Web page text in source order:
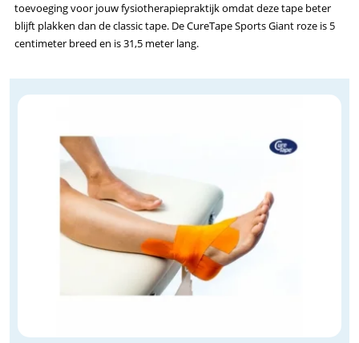
toevoeging voor jouw fysiotherapiepraktijk omdat deze tape beter
blijft plakken dan de classic tape. De CureTape Sports Giant roze is 5
centimeter breed en is 31,5 meter lang.